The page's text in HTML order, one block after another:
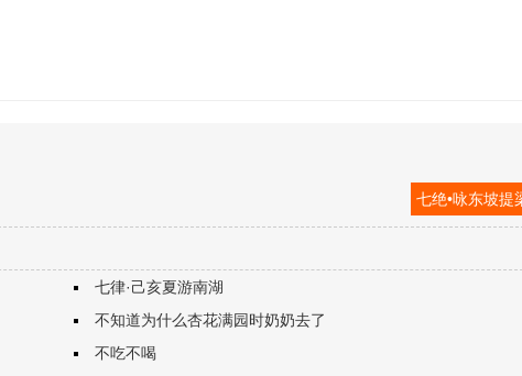
七绝•咏东坡提
七律·己亥夏游南湖
不知道为什么杏花满园时奶奶去了
不吃不喝